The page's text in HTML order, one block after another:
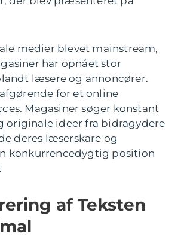
medier blevet mainstream,
har opnået stor
læsere og annoncører.
for et online
Magasiner søger konstant
originale ideer fra bidragydere
deres læserskare og
konkurrencedygtig position
af Teksten